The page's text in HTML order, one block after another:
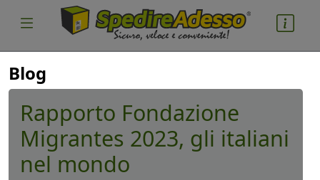
Blog
Rapporto Fondazione
Migrantes 2023, gli italiani
nel mondo